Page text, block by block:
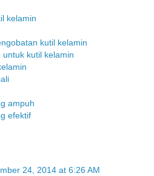
kelamin
kutil kelamin
kutil kelamin
ampuh
efektif
24, 2014 at 6:26 AM